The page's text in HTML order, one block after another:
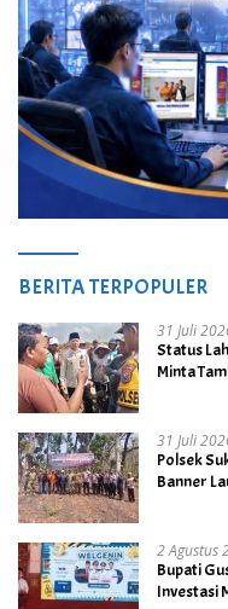
BERITA TERPOPULER
31 Juli
Status
Minta
31 Juli
Polsek
Banner
2 Agustus
Bupati
Investasi